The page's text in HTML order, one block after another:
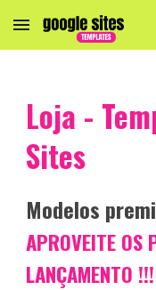
Skip to main content
Loja -
Sites
Modelos
APROVEITE OS
LANÇAMENTO !!!